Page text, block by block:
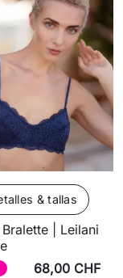
& tallas
| Leilani
68,00 CHF